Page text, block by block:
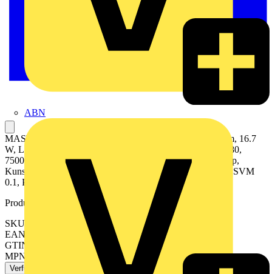
ABN
MASTER, LEDtube, T8, KVG/VVG/220-240V, 1500 mm, 16.7
W, LED alternative to 58W TL-D, 4000 K, 3100 lm, CRI 80,
75000 Stunde(n), 185 lm/W, EEL B, G13 Rotatable end-cap,
Kunststoff, 40 %, 1500 mm, RG0, SDCM 6, PF 0.9, IP20, SVM
0.1, PstLM 0.1
Produktkennzeichen
SKU: 8720169388130
EAN: 8720169388130
GTIN: 8720169388147
MPN: MAS LEDtube 1500mm HO 16.7W 840 T8 EELB
Verfügbar: 1 Händler